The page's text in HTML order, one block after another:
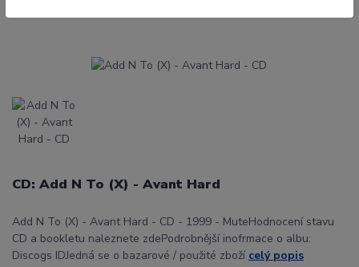
CD: Add N To (X) - Avant Hard
Add N To (X) - Avant Hard - CD - 1999 - MuteHodnocení stavu
CD a bookletu naleznete zdePodrobnější inofrmace o albu:
Discogs IDJedná se o bazarové / použité zboží celý popis